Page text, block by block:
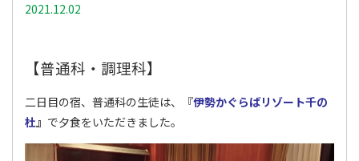
2021.12.02
【普通科・調理科】
二日目の宿、普通科の生徒は、『伊勢かぐらばリゾート千の
杜』 で夕食をいただきました。